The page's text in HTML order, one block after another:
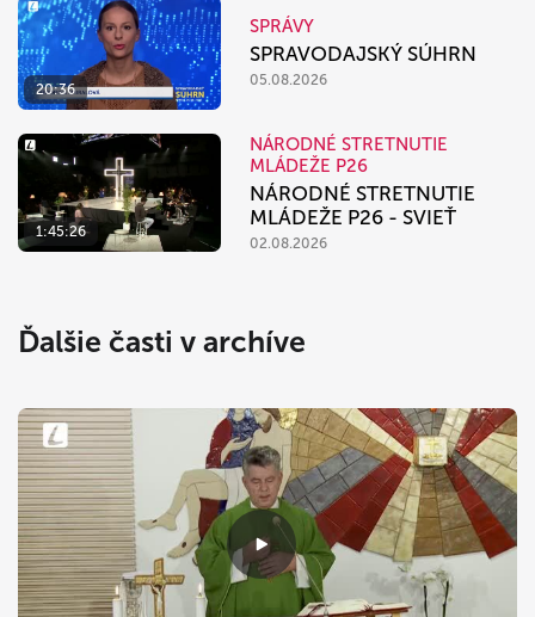
20:36
SPRÁVY
SPRAVODAJSKÝ SÚHRN
05.08.2026
1:45:26
NÁRODNÉ STRETNUTIE
MLÁDEŽE P26
NÁRODNÉ STRETNUTIE
MLÁDEŽE P26 - SVIEŤ
02.08.2026
Ďalšie časti v archíve